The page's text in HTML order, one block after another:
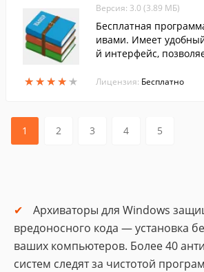
★★★★★
★★★★★
Версия: 3.0 (3.89 МБ)
Бесплатная
ивами. Имеет
й интерфейс,
Лицензия: Бесплатно
1 2 3 4 5
Архиваторы для Windows
вредоносного кода — установка
ваших компьютеров. Более 40
систем следят за чистотой